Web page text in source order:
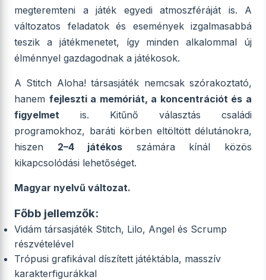
megteremteni a játék egyedi atmoszféráját is. A
változatos feladatok és események izgalmasabbá
teszik a játékmenetet, így minden alkalommal új
élménnyel gazdagodnak a játékosok.
A Stitch Aloha! társasjáték nemcsak szórakoztató,
hanem fejleszti a memóriát, a koncentrációt és a
figyelmet is. Kitűnő választás családi
programokhoz, baráti körben eltöltött délutánokra,
hiszen 2–4 játékos számára kínál közös
kikapcsolódási lehetőséget.
Magyar nyelvű változat.
Főbb jellemzők:
Vidám társasjáték Stitch, Lilo, Angel és Scrump
részvételével
Trópusi grafikával díszített játéktábla, masszív
karakterfigurákkal